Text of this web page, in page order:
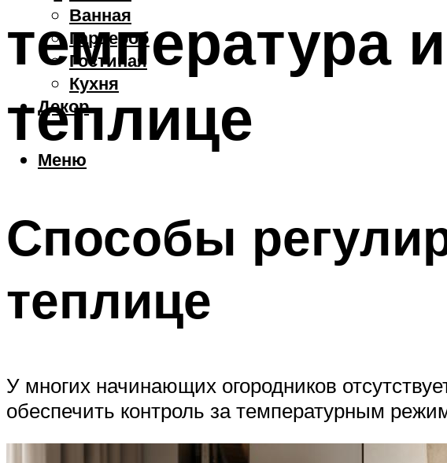
Ванная
Гардероб
Гостиная
Кухня
Декор
Меню
температура
теплице
Способы
теплице
У многих начинающих огородников
обеспечить контроль за температурным